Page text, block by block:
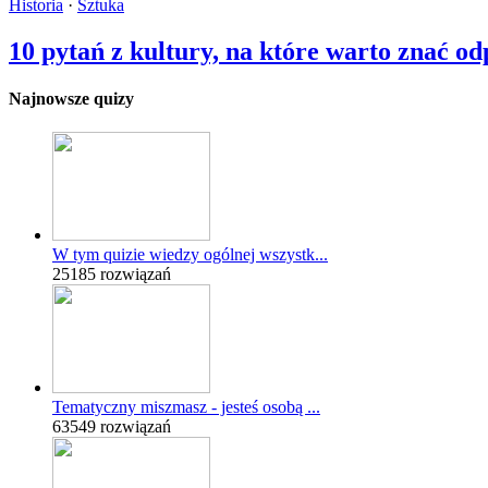
Historia · Sztuka
10 pytań z kultury, na które warto znać
Najnowsze quizy
W tym quizie wiedzy ogólnej wszystk...
25185 rozwiązań
Tematyczny miszmasz - jesteś osobą ...
63549 rozwiązań